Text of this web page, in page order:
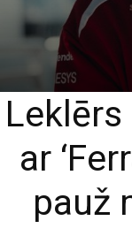
ar
pauž